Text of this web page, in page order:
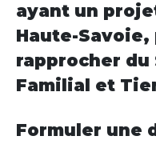
ayant un
Haute-
rapprocher du
Familial et
Formuler une